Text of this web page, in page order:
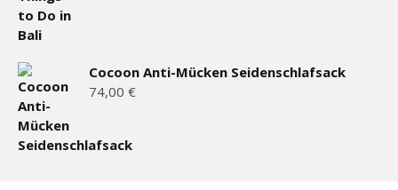
Cocoon Anti-Mücken Seidenschlafsack
74,00 €